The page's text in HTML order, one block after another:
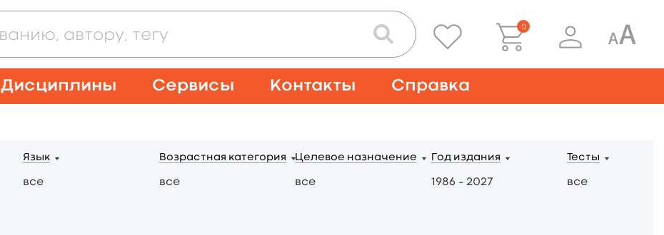
0
Дисциплины Сервисы Контакты Справка
Язык
все
Возрастная категория
все
Целевое назначение
все
Год издания
1986 – 2027
Тесты
все